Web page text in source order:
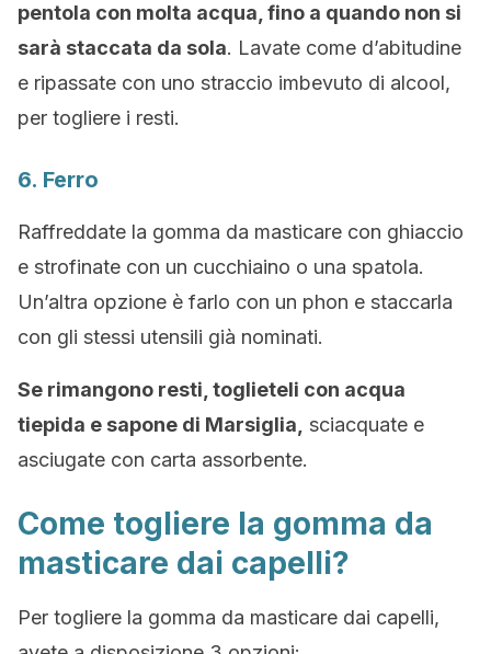
pentola con molta acqua, fino a quando non si
sarà staccata da sola. Lavate come d’abitudine
e ripassate con uno straccio imbevuto di alcool,
per togliere i resti.
6. Ferro
Raffreddate la gomma da masticare con ghiaccio
e strofinate con un cucchiaino o una spatola.
Un’altra opzione è farlo con un phon e staccarla
con gli stessi utensili già nominati.
Se rimangono resti, toglieteli con acqua
tiepida e sapone di Marsiglia, sciacquate e
asciugate con carta assorbente.
Come togliere la gomma da
masticare dai capelli?
Per togliere la gomma da masticare dai capelli,